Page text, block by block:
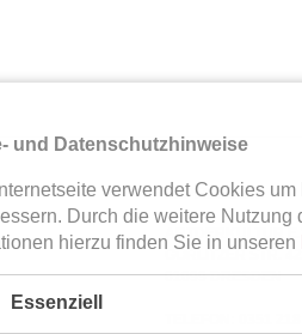
IMPRESSUM
ARTDERKULTUR
01099 DRESDEN
und Datenschutzhinweise
verwendet Cookies
Durch die weitere
hierzu finden Sie in unseren
Essenziell